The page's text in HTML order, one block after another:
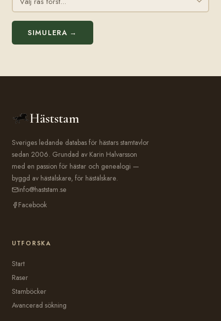
SIMULERA →
Häststam
Sveriges ledande databas för hästars stamtavlor
sedan 2006. Grundad av Karin Halvarsson
med en passion för hästar och genealogi —
byggd av hästälskare, för hästälskare.
info@haststam.se
Facebook
UTFORSKA
Start
Raser
Stamböcker
Avancerad sökning